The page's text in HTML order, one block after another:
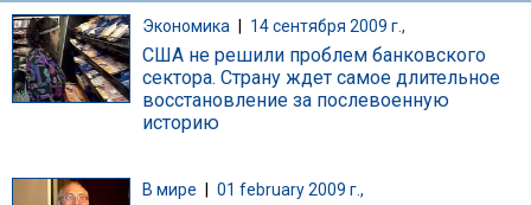
Экономика | 14 сентября 2009 г.,
США не решили проблем банковского
сектора. Страну ждет самое длительное
восстановление за послевоенную
историю
В мире 01 february 2009 г.,